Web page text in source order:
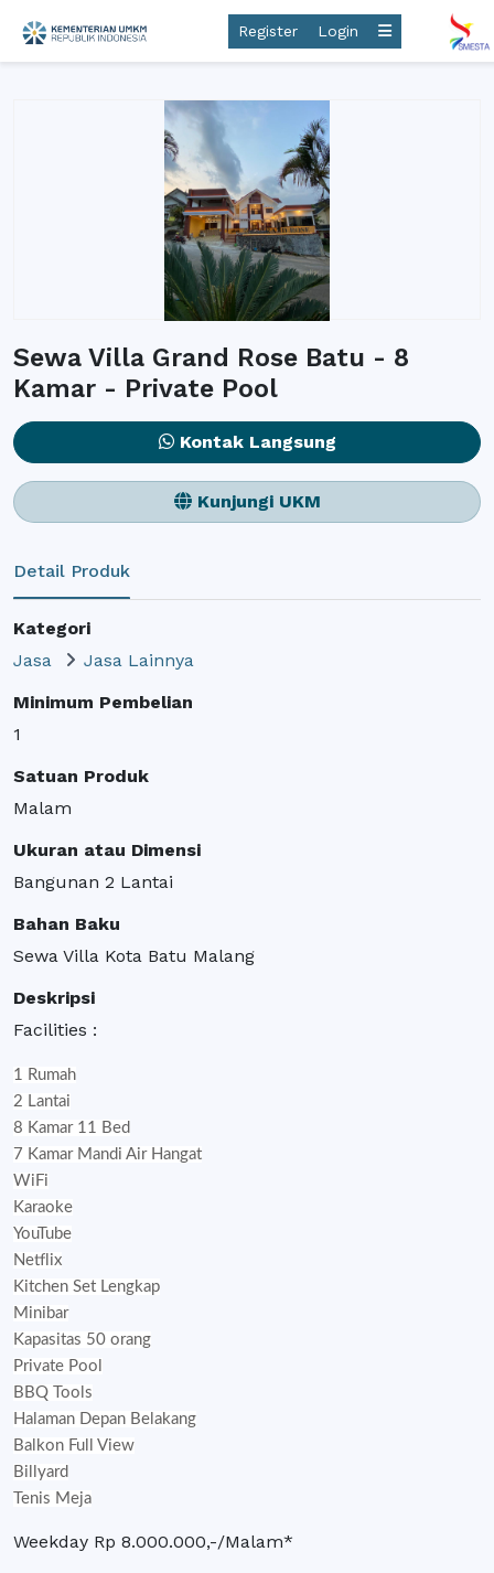
Register Login
Sewa Villa Grand Rose Batu - 8
Kamar - Private Pool
Kontak Langsung
Kunjungi UKM
Detail Produk
Kategori
Jasa
Jasa Lainnya
Minimum Pembelian
1
Satuan Produk
Malam
Ukuran atau Dimensi
Bangunan 2 Lantai
Bahan Baku
Sewa Villa Kota Batu Malang
Deskripsi
Facilities :
1 Rumah
2 Lantai
8 Kamar 11 Bed
7 Kamar Mandi Air Hangat
WiFi
Karaoke
YouTube
Netflix
Kitchen Set Lengkap
Minibar
Kapasitas 50 orang
Private Pool
BBQ Tools
Halaman Depan Belakang
Balkon Full View
Billyard
Tenis Meja
Weekday Rp 8.000.000,-/Malam*